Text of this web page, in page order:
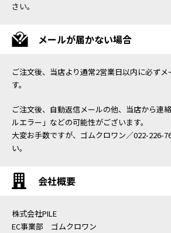
さい。
メールが届かない場合
ご注文後、当店より通常2営業日以内に必ずメ
す。
ご注文後、自動返信メールの他、当店から連
ルエラー」などの可能性がございます。
大変お手数ですが、ゴムクロワン／022-226-
い。
会社概要
株式会社PILE
EC事業部 ゴムクロワン